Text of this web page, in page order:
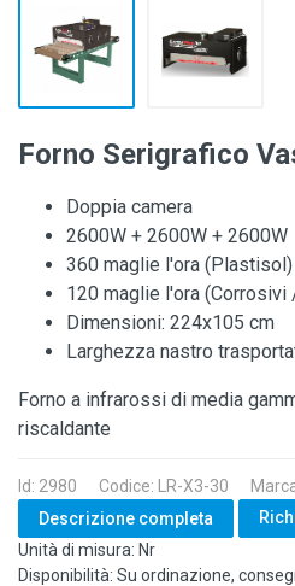
Forno Serigrafico
Doppia camera
2600W + 2600W + 2600W
360 maglie l'ora (Plastisol)
120 maglie l'ora (Corrosivi
Dimensioni: 224x105 cm
Larghezza nastro
Forno a infrarossi di media
riscaldante
Id: 2980 Codice: LR-X3-30
Descrizione completa
Unità di misura: Nr
Disponibilità: Su ordinazione,